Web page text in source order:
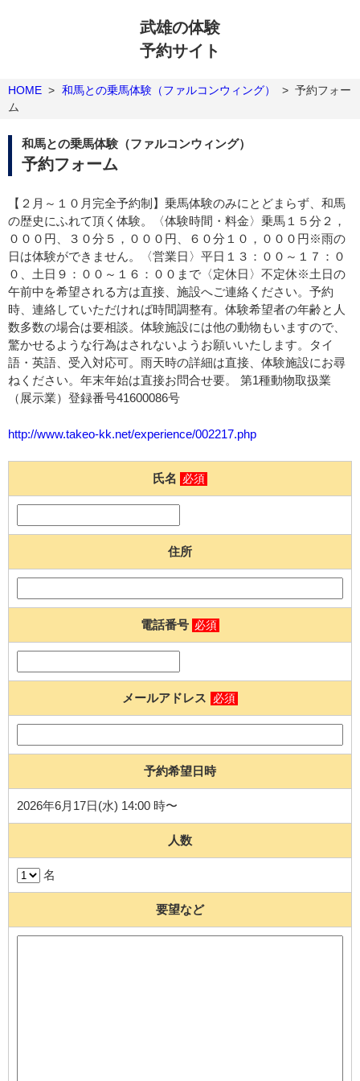
武雄の体験
予約サイト
HOME > 和馬との乗馬体験（ファルコンウィング） > 予約フォー
ム
和馬との乗馬体験（ファルコンウィング）
予約フォーム
【２月～１０月完全予約制】乗馬体験のみにとどまらず、和馬
の歴史にふれて頂く体験。〈体験時間・料金〉乗馬１５分２，
０００円、３０分５，０００円、６０分１０，０００円※雨の
日は体験ができません。〈営業日〉平日１３：００～１７：０
０、土日９：００～１６：００まで〈定休日〉不定休※土日の
午前中を希望される方は直接、施設へご連絡ください。予約
時、連絡していただければ時間調整有。体験希望者の年齢と人
数多数の場合は要相談。体験施設には他の動物もいますので、
驚かせるような行為はされないようお願いいたします。タイ
語・英語、受入対応可。雨天時の詳細は直接、体験施設にお尋
ねください。年末年始は直接お問合せ要。 第1種動物取扱業
（展示業）登録番号41600086号
http://www.takeo-kk.net/experience/002217.php
氏名 必須
住所
電話番号 必須
メールアドレス 必須
予約希望日時
2026年6月17日(水) 14:00 時〜
人数
名
要望など